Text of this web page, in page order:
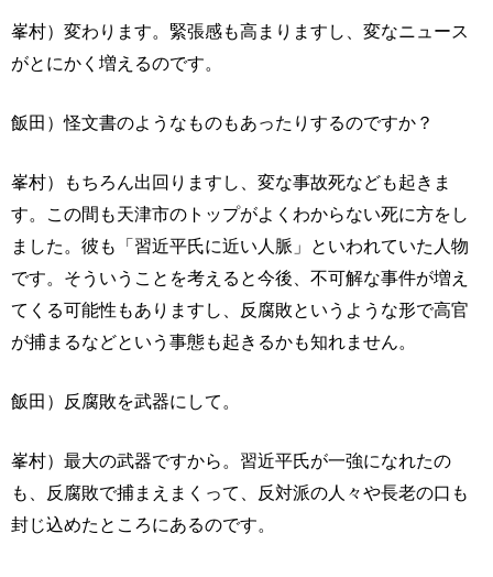
峯村）変わります。緊張感も高まりますし、変なニュース
がとにかく増えるのです。
飯田）怪文書のようなものもあったりするのですか？
峯村）もちろん出回りますし、変な事故死なども起きま
す。この間も天津市のトップがよくわからない死に方をし
ました。彼も「習近平氏に近い人脈」といわれていた人物
です。そういうことを考えると今後、不可解な事件が増え
てくる可能性もありますし、反腐敗というような形で高官
が捕まるなどという事態も起きるかも知れません。
飯田）反腐敗を武器にして。
峯村）最大の武器ですから。習近平氏が一強になれたの
も、反腐敗で捕まえまくって、反対派の人々や長老の口も
封じ込めたところにあるのです。